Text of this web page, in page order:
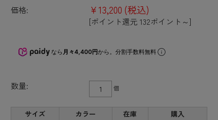
価格: ¥13,200 (税込)
[ポイント還元 132ポイント～]
なら 月々4,400円から。分割手数料無料
数量: 個
サイズ カラー 在庫 購入